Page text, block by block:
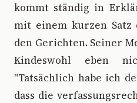
kommt ständig in
mit einem kurzen Satz
den Gerichten. Seiner
Kindeswohl eben
"Tatsächlich habe ich
dass die